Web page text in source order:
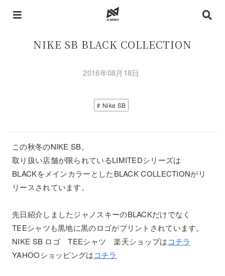
NIKE SB BLACK COLLECTION
2016年08月18日
Nike SB
この秋冬のNIKE SB。
取り扱い店舗が限られているLIMITEDシリーズは
BLACKをメインカラーとしたBLACK COLLECTIONがリ
リースされています。
先日紹介しましたジャノスキーのBLACKだけでなく
TEEシャツも黒地に黒のロゴがプリントされています。
NIKE SB ロゴ TEEシャツ 楽天ショップはコチラ
YAHOOショッピングはコチラ